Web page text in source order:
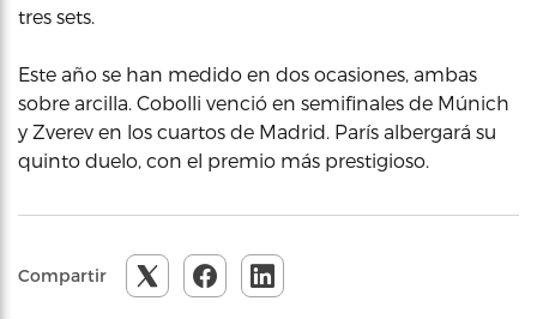
tres sets.
Este año se han medido en dos ocasiones, ambas
sobre arcilla. Cobolli venció en semifinales de Múnich
y Zverev en los cuartos de Madrid. París albergará su
quinto duelo, con el premio más prestigioso.
Compartir